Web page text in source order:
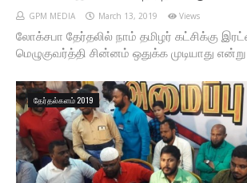
GPM MEDIA March 13, 2019 Views
லோக்சபா தேர்தலில் நாம் தமிழர் கட்சிக்கு
மெழுகுவர்த்தி சின்னம் ஒதுக்க முடியாது
தேர்தல்களம் 2019